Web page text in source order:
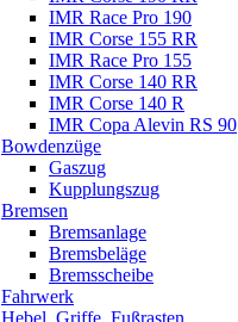
IMR Race Pro 190
IMR Corse 155 RR
IMR Race Pro 155
IMR Corse 140 RR
IMR Corse 140 R
IMR Copa Alevin RS 90
Bowdenzüge
Gaszug
Kupplungszug
Bremsen
Bremsanlage
Bremsbeläge
Bremsscheibe
Fahrwerk
Hebel, Griffe, Fußrasten